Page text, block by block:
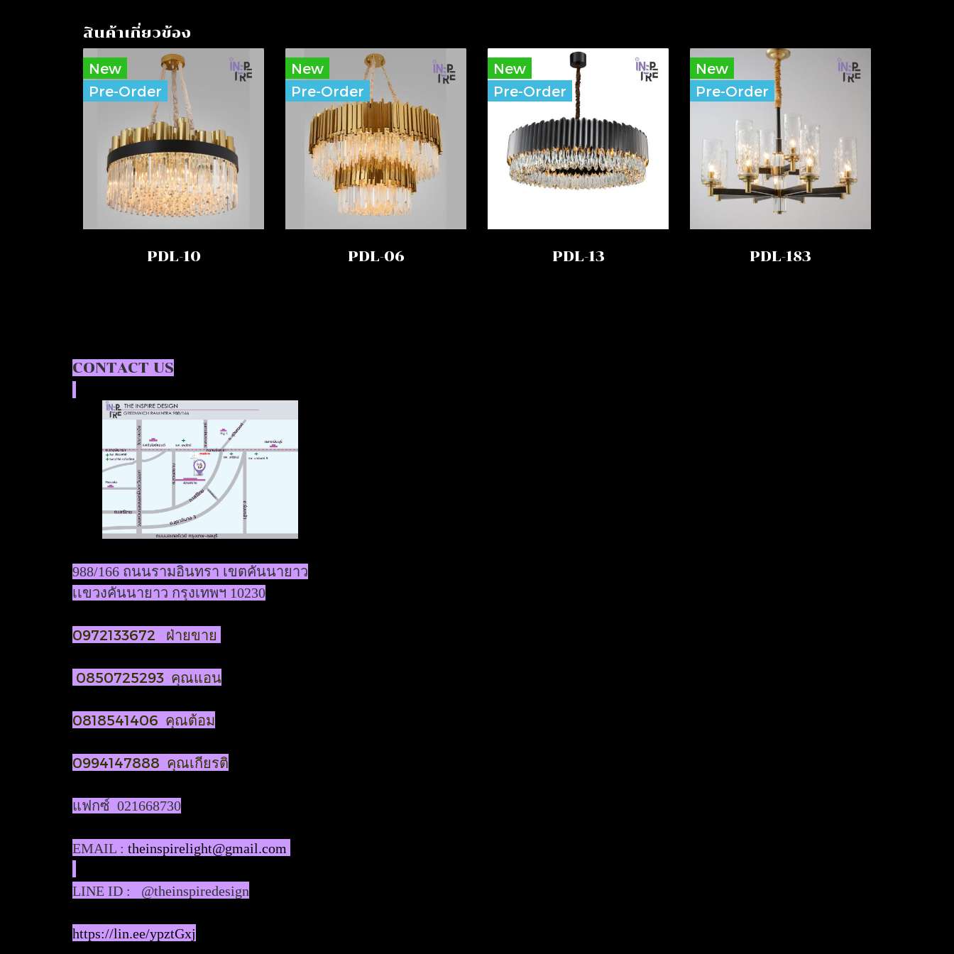
สินค้าเกี่ยวข้อง
New
Pre-Order
PDL-10
New
Pre-Order
PDL-06
New
Pre-Order
PDL-13
New
Pre-Order
PDL-183
CONTACT US
988/166 ถนนรามอินทรา เขตคันนายาว
เเขวงคันนายาว กรุงเทพฯ 10230
0972133672 ฝ่ายขาย
0850725293 คุณแอน
0818541406 คุณต้อม
0994147888 คุณเกียรติ
แฟกซ์ 021668730
EMAIL : theinspirelight@gmail.com
LINE ID : @theinspiredesign
https://lin.ee/ypztGxj